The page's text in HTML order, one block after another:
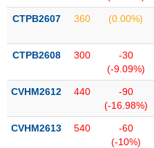
CTPB2607 360 (0.00%)
CTPB2608 300
-30
(-9.09%)
CVHM2612 440
-90
(-16.98%)
CVHM2613 540
-60
(-10%)
đạo
(-)
Tất cả Người nội bộ
Tin
tức